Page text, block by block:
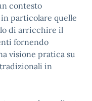
contesto
particolare quelle
di arricchire il
fornendo
visione pratica su
in